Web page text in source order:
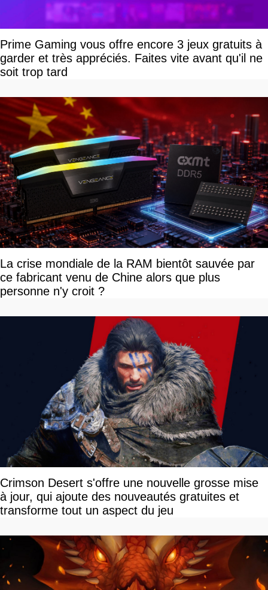
Prime Gaming vous offre encore 3 jeux gratuits à
garder et très appréciés. Faites vite avant qu'il ne
soit trop tard
La crise mondiale de la RAM bientôt sauvée par
ce fabricant venu de Chine alors que plus
personne n'y croit ?
Crimson Desert s'offre une nouvelle grosse mise
à jour, qui ajoute des nouveautés gratuites et
transforme tout un aspect du jeu